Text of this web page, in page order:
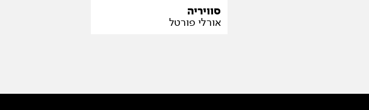
סוויריה
אורלי פורטל